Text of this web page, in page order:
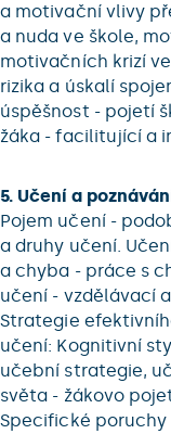
a motivační vlivy
a nuda ve škole,
motivačních krizí
rizika a úskalí
úspěšnost - pojetí
žáka - facilitující a
5. Učení a
Pojem učení -
a druhy učení.
a chyba - práce s
učení - vzdělávací
Strategie
učení: Kognitivní
učební strategie,
světa - žákovo
Specifické poruchy